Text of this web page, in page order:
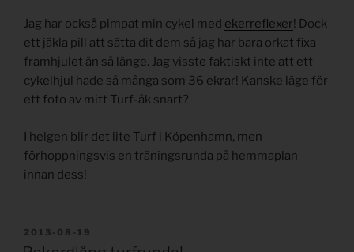
Jag har också pimpat min cykel med ekerreflexer! Dock
ett jäkla pill att sätta dit dem så jag har bara orkat fixa
framhjulet än så länge. Jag visste faktiskt inte att ett
cykelhjul hade så många som 36 ekrar! Kanske läge för
ett foto av mitt Turf-åk snart?
I helgen blir det lite Turf i Köpenhamn, men
förhoppningsvis en träningsrunda på hemmaplan
innan dess!
PUBLICERAT
2013-08-19